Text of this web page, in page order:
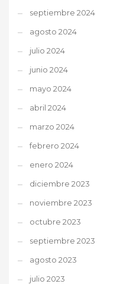
septiembre 2024
agosto 2024
julio 2024
junio 2024
mayo 2024
abril 2024
marzo 2024
febrero 2024
enero 2024
diciembre 2023
noviembre 2023
octubre 2023
septiembre 2023
agosto 2023
julio 2023